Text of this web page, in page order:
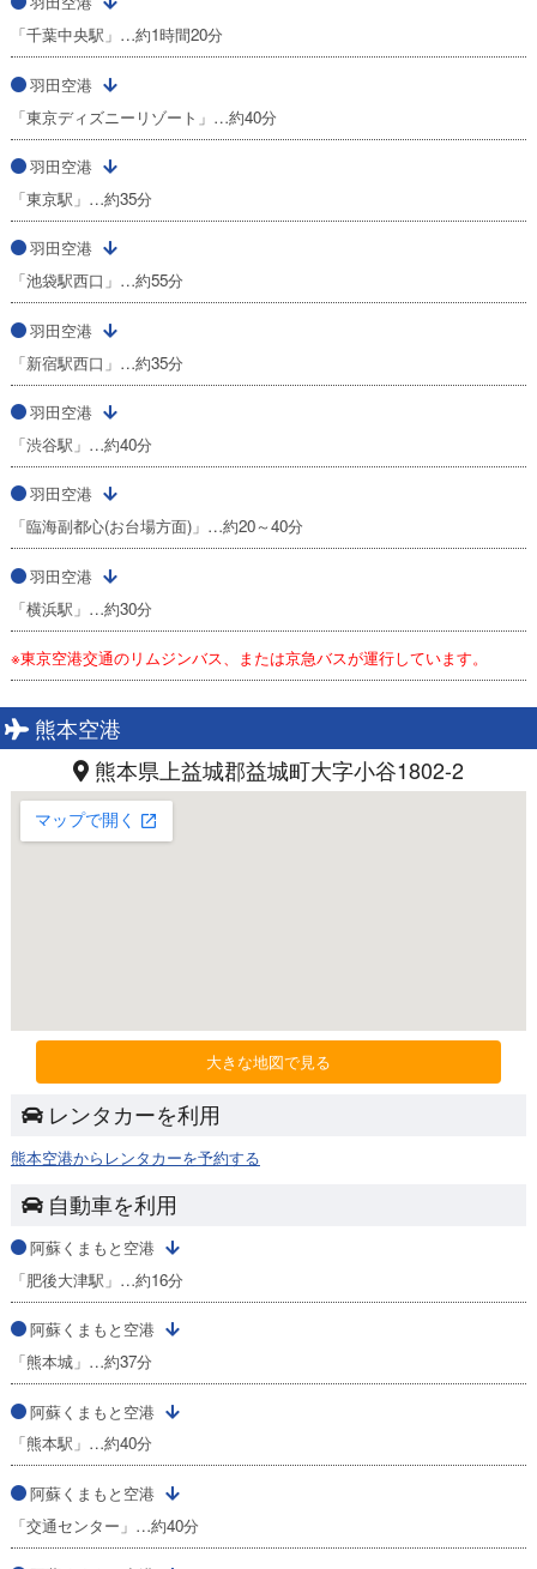
「千葉中央駅」…約1時間20分
羽田空港
「東京ディズニーリゾート」…約40分
羽田空港
「東京駅」…約35分
羽田空港
「池袋駅西口」…約55分
羽田空港
「新宿駅西口」…約35分
羽田空港
「渋谷駅」…約40分
羽田空港
「臨海副都心(お台場方面)」…約20～40分
羽田空港
「横浜駅」…約30分
※東京空港交通のリムジンバス、または京急バスが運行しています。
熊本空港
熊本県上益城郡益城町大字小谷1802-2
大きな地図で見る
レンタカーを利用
熊本空港からレンタカーを予約する
自動車を利用
阿蘇くまもと空港
「肥後大津駅」…約16分
阿蘇くまもと空港
「熊本城」…約37分
阿蘇くまもと空港
「熊本駅」…約40分
阿蘇くまもと空港
「交通センター」…約40分